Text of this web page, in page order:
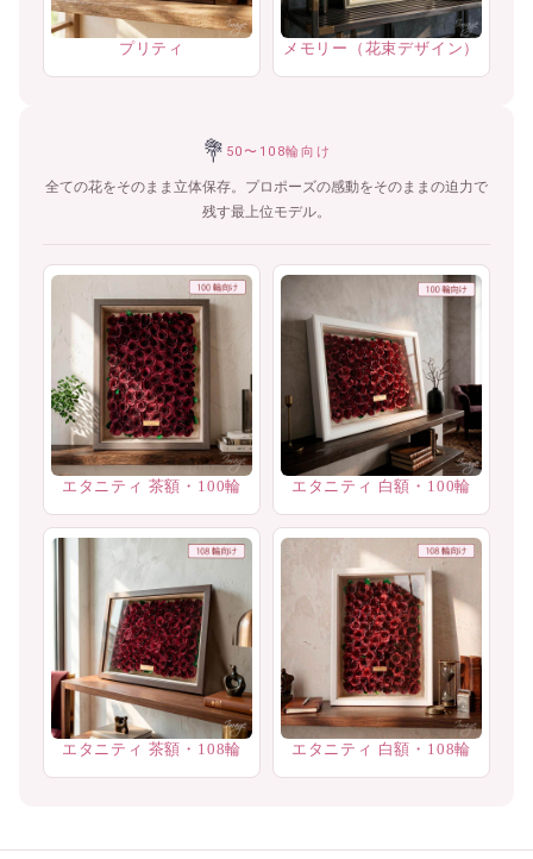
プリティ メモリー（花束デザイン）
💐 50〜108輪向け
全ての花をそのまま立体保存。プロポーズの感動をそのままの迫力で
残す最上位モデル。
エタニティ 茶額・100輪 エタニティ 白額・100輪
エタニティ 茶額・108輪 エタニティ 白額・108輪